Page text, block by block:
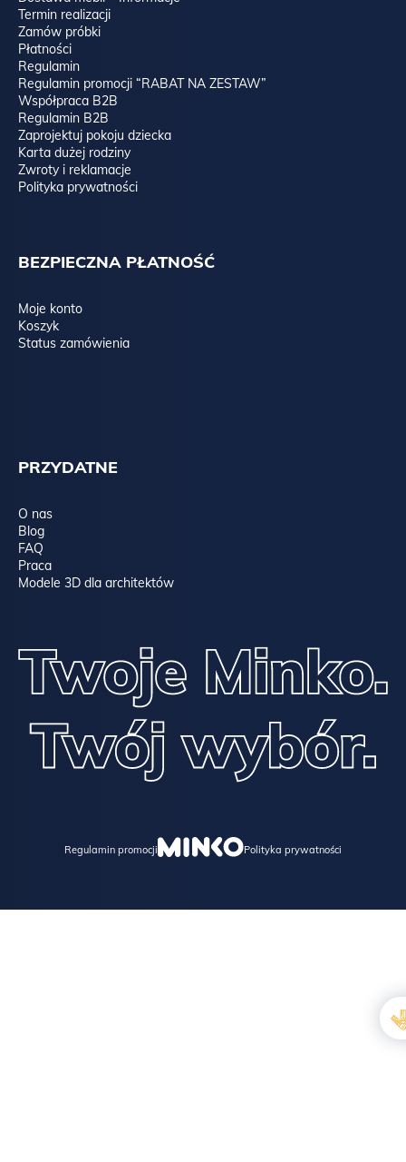
Termin realizacji
Zamów próbki
Płatności
Regulamin
Regulamin promocji “RABAT NA ZESTAW”
Współpraca B2B
Regulamin B2B
Zaprojektuj pokoju dziecka
Karta dużej rodziny
Zwroty i reklamacje
Polityka prywatności
BEZPIECZNA PŁATNOŚĆ
Moje konto
Koszyk
Status zamówienia
PRZYDATNE
O nas
Blog
FAQ
Praca
Modele 3D dla architektów
Regulamin promocji Polityka prywatności